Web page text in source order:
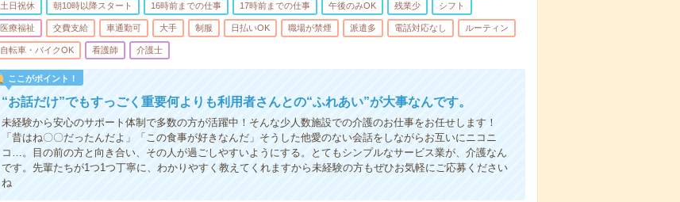
土日祝休 朝10時以降スタート 16時前までの仕事 17時前までの仕事 午後のみOK 残業少 シフト
医療福祉 交費支給 車通勤可 大手 制服 日払いOK 職場が禁煙 派遣多 電話対応なし ルーティン
自転車・バイクOK 看護師 介護士
ここがポイント！
“お話だけ”でもすっごく重要何よりも利用者さんとの“ふれあい”が大事なんです。
未経験から安心のサポート体制で多数の方が活躍中！そんな少人数施設での介護のお仕事をお任せします！
「昔はね〇〇だったんだよ」「この食事が好きなんだ」そうした他愛のない会話をしながらお互いにニコニ
コ…。目の前の方と向き合い、その人が過ごしやすいようにする。とてもシンプルなサービス業が、介護なん
です。先輩たちが1つ1つ丁寧に、わかりやすく教えてくれますから未経験の方もぜひお気軽にご応募ください
ね